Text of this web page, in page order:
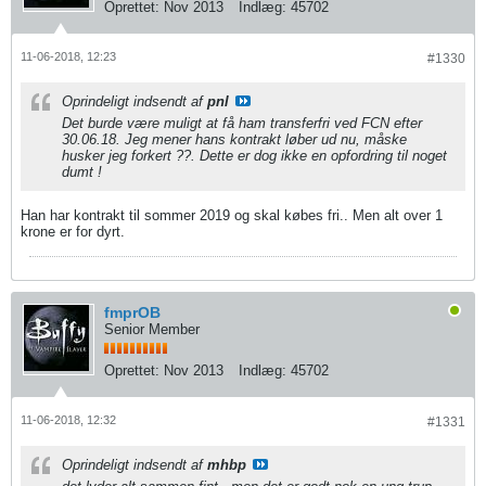
Oprettet: Nov 2013 Indlæg: 45702
#1330
11-06-2018, 12:23
Oprindeligt indsendt af pnl
Det burde være muligt at få ham transferfri ved FCN efter
30.06.18. Jeg mener hans kontrakt løber ud nu, måske
husker jeg forkert ??. Dette er dog ikke en opfordring til noget
dumt !
Han har kontrakt til sommer 2019 og skal købes fri.. Men alt over 1
krone er for dyrt.
fmprOB
Senior Member
Oprettet: Nov 2013 Indlæg: 45702
#1331
11-06-2018, 12:32
Oprindeligt indsendt af mhbp